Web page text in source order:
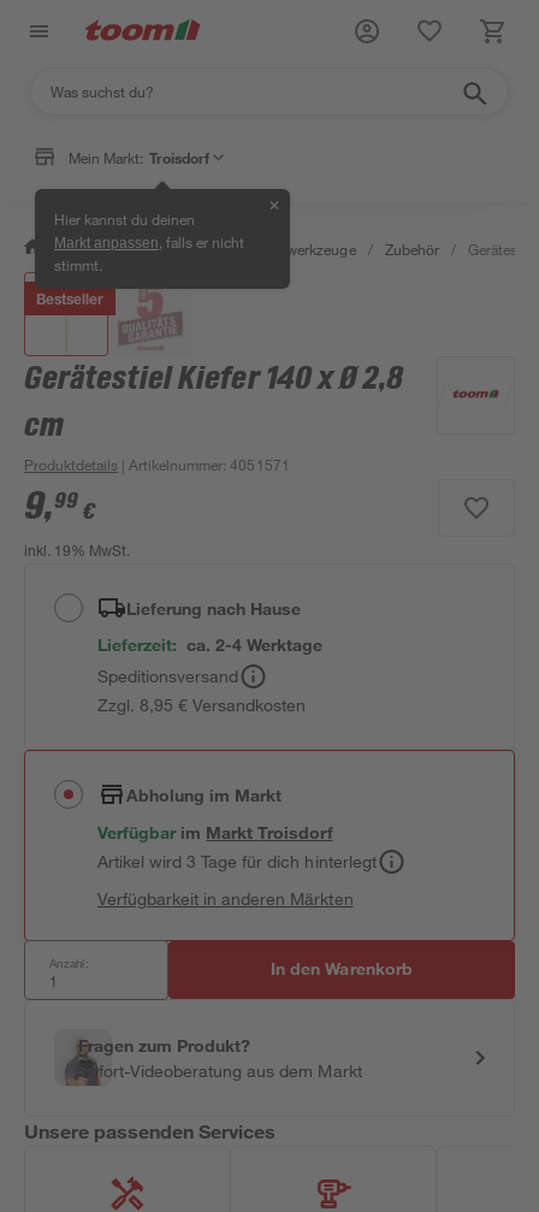
Mein Markt: Troisdorf
Hier kannst du deinen
Markt anpassen , falls er nicht
stimmt.
✕
/ Garten & Freizeit / Gartenhandwerkzeuge / Zubehör /
Bestseller
Gerätestiel Kiefer 140 x Ø 2,8
cm
Produktdetails | Artikelnummer:4051571
9,99 €
inkl. 19% MwSt.
Lieferung nach Hause
Lieferzeit: ca. 2-4 Werktage
Speditionsversand
Zzgl. 8,95 € Versandkosten
Abholung im Markt
Verfügbar im MarktTroisdorf
Artikel wird 3 Tage für dich hinterlegt
Verfügbarkeit in anderen Märkten
Anzahl: In den Warenkorb
Fragen zum Produkt?
Sofort-Videoberatung aus dem Markt
Unsere passenden Services